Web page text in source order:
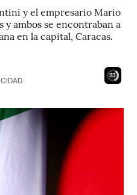
y el empresario Mario
ambos se encontraban a
en la capital, Caracas.
22